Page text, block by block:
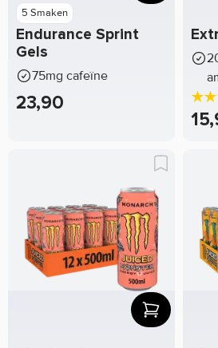
5 Smaken
Endurance Sprint
Gels
75mg cafeïne
23,90